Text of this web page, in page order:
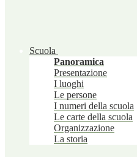
Scuola
Panoramica
Presentazione
I luoghi
Le persone
I numeri della scuola
Le carte della scuola
Organizzazione
La storia